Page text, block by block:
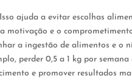
ajuda a evitar escolhas
motivação e o
a ingestão de alimentos e o
perder 0,5 a 1 kg por
e promover resultados